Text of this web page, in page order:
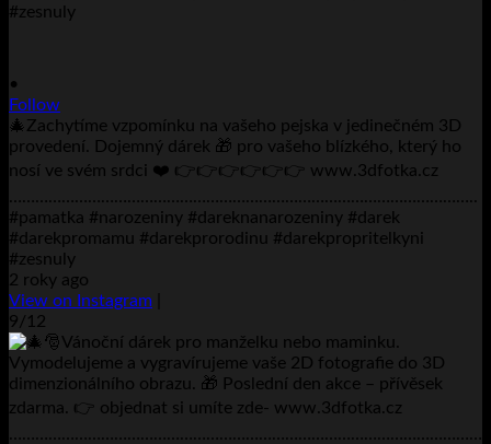
•
Follow
🎄Zachytíme vzpomínku na vašeho pejska v jedinečném 3D
provedení. Dojemný dárek 🎁 pro vašeho blízkého, který ho
nosí ve svém srdci ❤️ 👉👉👉👉👉👉 www.3dfotka.cz
……………………………………………………………………………………………..
#pamatka #narozeniny #dareknanarozeniny #darek
#darekpromamu #darekprorodinu #darekpropritelkyni
#zesnuly
2 roky ago
View on Instagram
9/12